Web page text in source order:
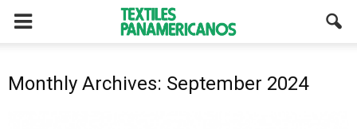
Monthly Archives: September 2024